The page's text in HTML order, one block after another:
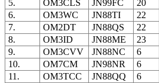
5.
OM3CLS JN99FC 20
6.
OM3WC JN88TI 22
7.
OM2DT JN88QS 22
8.
OM3ID JN88ME 23
9.
OM3CVV JN88NC 6
10.
OM7CM JN98NR 6
11.
OM3TCC JN88QQ 6